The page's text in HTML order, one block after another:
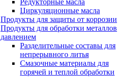
Редукторные масла
Циркуляционные масла
Продукты для защиты от коррозии
Продукты для обработки металлов
давлением
Разделительные составы для
непрерывного литья
Смазочные материалы для
горячей и теплой обработки